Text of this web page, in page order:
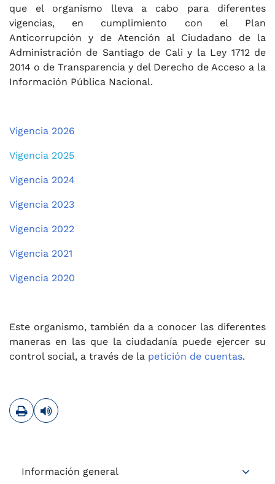
que el organismo lleva a cabo para diferentes
vigencias, en cumplimiento con el Plan
Anticorrupción y de Atención al Ciudadano de la
Administración de Santiago de Cali y la Ley 1712 de
2014 o de Transparencia y del Derecho de Acceso a la
Información Pública Nacional.
Vigencia 2026
Vigencia 2025
Vigencia 2024
Vigencia 2023
Vigencia 2022
Vigencia 2021
Vigencia 2020
Este organismo, también da a conocer las diferentes
maneras en las que la ciudadanía puede ejercer su
control social, a través de la petición de cuentas.
ImprimirLeer contenido
Información general